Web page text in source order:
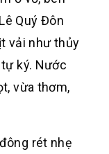
Quý Đôn
vải như thủy
ký. Nước
vừa thơm,
rét nhẹ